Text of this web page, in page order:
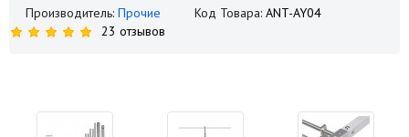
Производитель: Прочие Код Товара: ANT-AY04
23 отзывов